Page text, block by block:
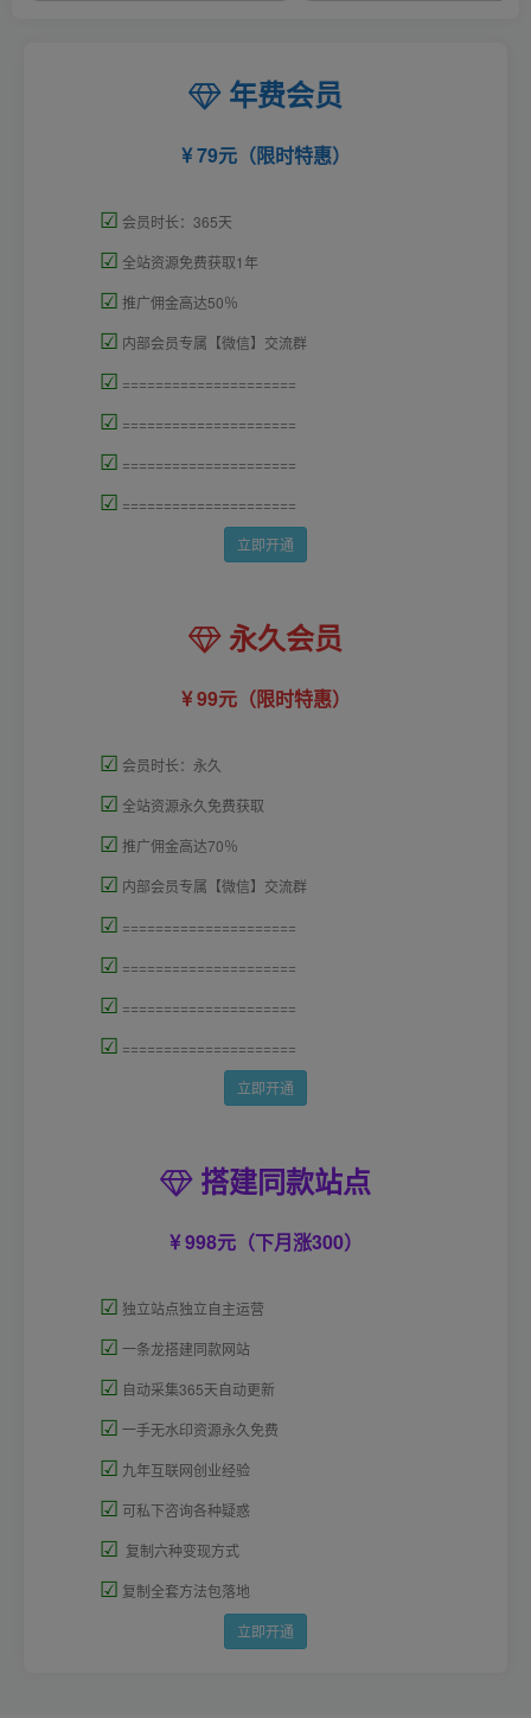
年费会员
79元（限时特惠）
☑ 会员时长：365天
☑ 全站资源免费获取1年
☑ 推广佣金高达50％
☑ 内部会员专属【微信】交流群
☑ =====================
☑ =====================
☑ =====================
☑ =====================
立即开通
永久会员
99元（限时特惠）
☑ 会员时长：永久
☑ 全站资源永久免费获取
☑ 推广佣金高达70％
☑ 内部会员专属【微信】交流群
☑ =====================
☑ =====================
☑ =====================
☑ =====================
立即开通
搭建同款站点
998元（下月涨300）
☑ 独立站点独立自主运营
☑ 一条龙搭建同款网站
☑ 自动采集365天自动更新
☑ 一手无水印资源永久免费
☑ 九年互联网创业经验
☑ 可私下咨询各种疑惑
☑ 复制六种变现方式
☑ 复制全套方法包落地
立即开通